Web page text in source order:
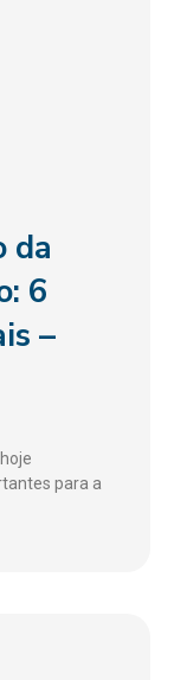
da
6
–
para a